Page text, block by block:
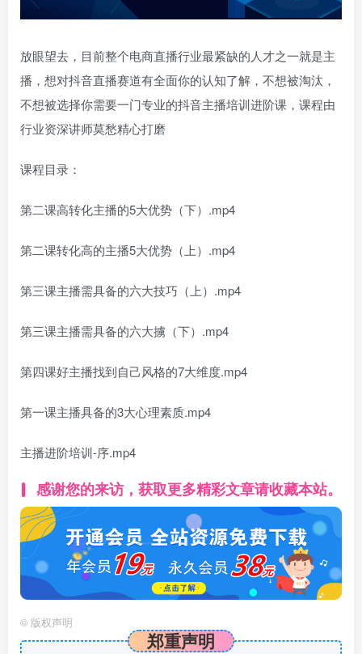
放眼望去，目前整个电商直播行业最紧缺的人才之一就是主
播，想对抖音直播赛道有全面你的认知了解，不想被淘汰，
不想被选择你需要一门专业的抖音主播培训进阶课，课程由
行业资深讲师莫愁精心打磨
课程目录：
第二课高转化主播的5大优势（下）.mp4
第二课转化高的主播5大优势（上）.mp4
第三课主播需具备的六大技巧（上）.mp4
第三课主播需具备的六大擄（下）.mp4
第四课好主播找到自己风格的7大维度.mp4
第一课主播具备的3大心理素质.mp4
主播进阶培训-序.mp4
感谢您的来访，获取更多精彩文章请收藏本站。
© 版权声明
郑重声明